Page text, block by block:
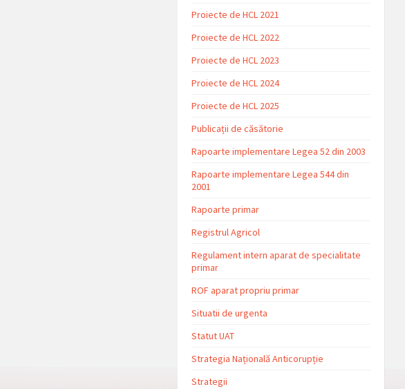
Proiecte de HCL 2021
Proiecte de HCL 2022
Proiecte de HCL 2023
Proiecte de HCL 2024
Proiecte de HCL 2025
Publicații de căsătorie
Rapoarte implementare Legea 52 din 2003
Rapoarte implementare Legea 544 din
2001
Rapoarte primar
Registrul Agricol
Regulament intern aparat de specialitate
primar
ROF aparat propriu primar
Situatii de urgenta
Statut UAT
Strategia Națională Anticorupție
Strategii